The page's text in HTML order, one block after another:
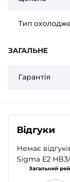
Тип
ЗАГАЛЬНЕ
Гарантія
Відгуки
Немає
Sigma E2
Загальний